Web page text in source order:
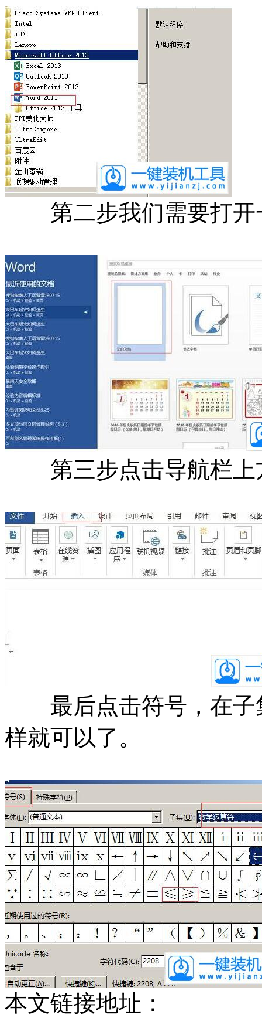
第二步我们需要打开
第三步点击导航栏上
最后点击符号，在子
样就可以了。
本文链接地址：